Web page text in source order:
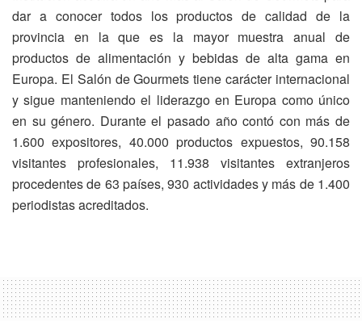
dar a conocer todos los productos de calidad de la
provincia en la que es la mayor muestra anual de
productos de alimentación y bebidas de alta gama en
Europa. El Salón de Gourmets tiene carácter internacional
y sigue manteniendo el liderazgo en Europa como único
en su género. Durante el pasado año contó con más de
1.600 expositores, 40.000 productos expuestos, 90.158
visitantes profesionales, 11.938 visitantes extranjeros
procedentes de 63 países, 930 actividades y más de 1.400
periodistas acreditados.